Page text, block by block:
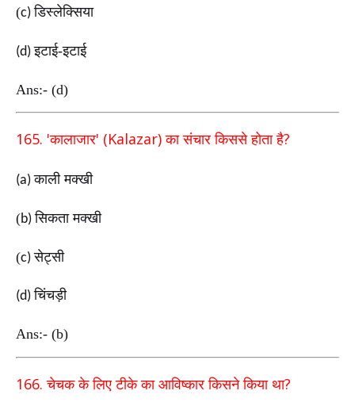
(c)डिस्लेक्सिया
(d)इटाई-इटाई
Ans:- (d)
165. 'कालाजार' (Kalazar)का संचार किससे होता है?
(a)काली मक्खी
(b)सिकता मक्खी
(c)सेट्सी
(d)चिंचड़ी
Ans:- (b)
166.चेचक के लिए टीके का आविष्कार किसने किया था?